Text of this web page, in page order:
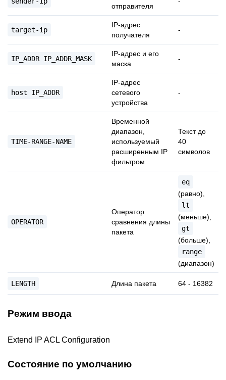
отправителя
target-ip
IP-адрес
получателя
-
IP_ADDR IP_ADDR_MASK
IP-адрес и его
маска
-
host IP_ADDR
IP-адрес
сетевого
устройства
-
TIME-RANGE-NAME
Временной
диапазон,
используемый
расширенным IP
фильтром
Текст до
40
символов
OPERATOR
Оператор
сравнения длины
пакета
eq
(равно),
lt
(меньше),
gt
(больше),
range
(диапазон)
LENGTH Длина пакета 64 - 16382
Режим ввода
Extend IP ACL Configuration
Состояние по умолчанию